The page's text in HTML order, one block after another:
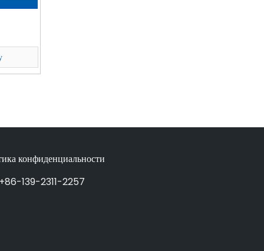
конфиденциальности
139-2311-2257